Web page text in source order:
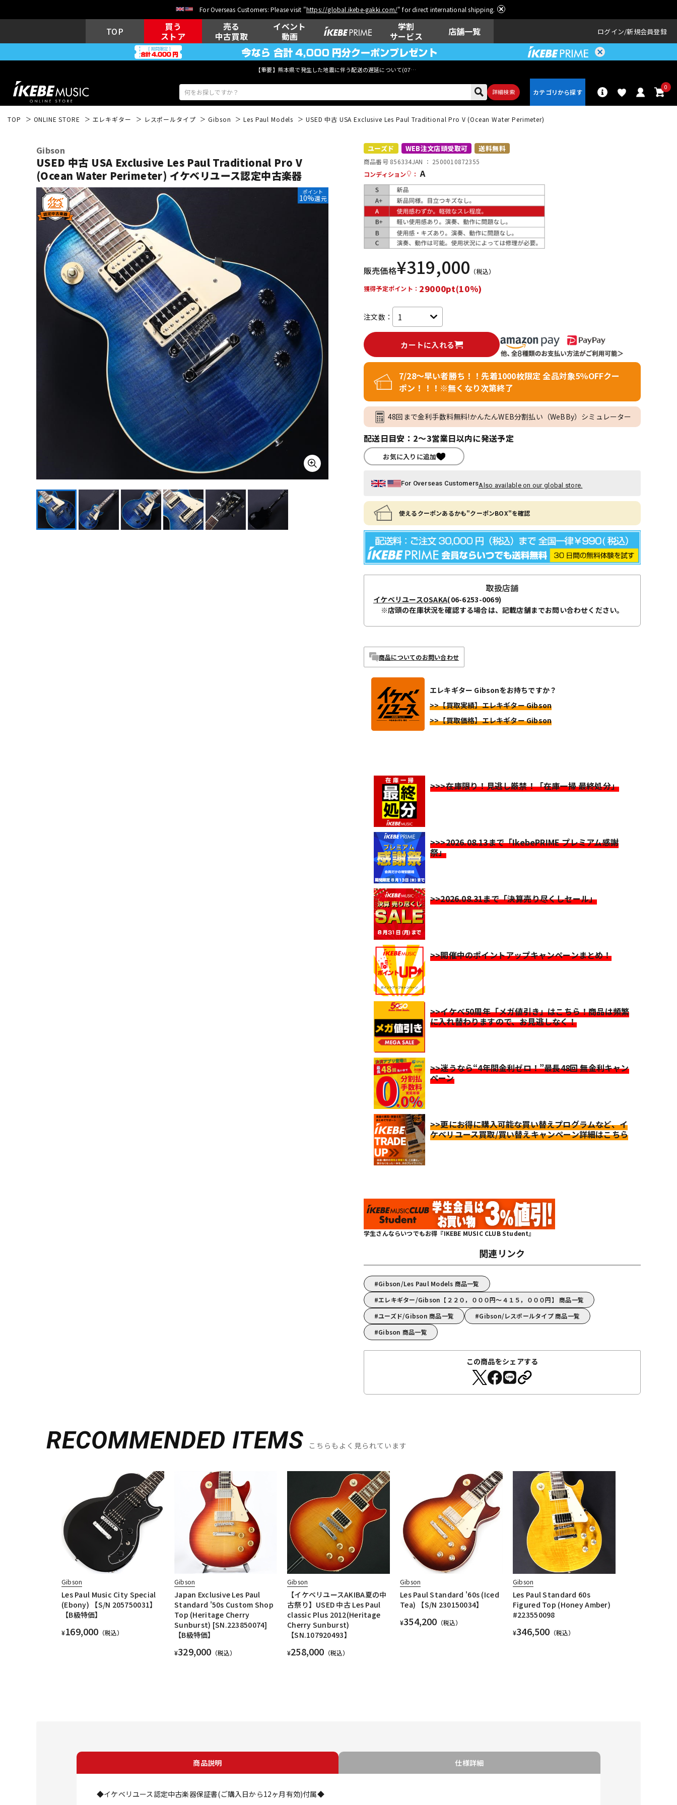
For Overseas Customers: Please visit "https://global.ikebe-gakki.com/" for direct international shipping.
TOP
買う
ストア
売る
中古買取
イベント
動画
学割
サービス
店舗一覧 ログイン 新規会員登録
【重要】熊本県で発生した地震に伴う配送の遅延について(07月29日
詳細検索
0
ウクレレ ドラム
キーボード 電子ピアノ 管楽器 その他楽器
DJ機器 DTM レコーディン
グ機器
配信/ライブ
機器
中古 ヴィンテージ
TOP ONLINE STORE エレキギター レスポールタイプ Gibson Les Paul Models USED 中古 USA Exclusive Les Paul Traditional Pro V (Ocean Water Perimeter)
Gibson
USED 中古 USA Exclusive Les Paul Traditional Pro V
(Ocean Water Perimeter) イケベリユース認定中古楽器
ポイント
10%還元
ユーズド WEB注文店頭受取可 送料無料
商品番号 856334JAN ： 2500010872355
コンディション
： A
販売価格¥319,000 （税込）
獲得予定ポイント： 29000pt(10%)
注文数：
カートに入れる
7/28～早い者勝ち！！先着1000枚限定 全品対象5％OFFクー
ポン！！！※無くなり次第終了
48回まで金利手数料無料!かんたんWEB分割払い（WeBBy）シミュレーター
配送日目安：2～3営業日以内に発送予定
お気に入りに追加
For Overseas CustomersAlso available on our global store.
使えるクーポンあるかも"クーポンBOX"を確認
取扱店舗
イケベリユースOSAKA(06-6253-0069)
※店頭の在庫状況を確認する場合は、記載店舗までお問い合わせください。
商品についてのお問い合わせ
エレキギター Gibsonをお持ちですか？
>>【買取実績】エレキギター Gibson
>>【買取価格】エレキギター Gibson
>>>在庫限り！見逃し厳禁！「在庫一掃 最終処分」
>>>2026.08.13まで「IkebePRIME プレミアム感謝
祭」
>>2026.08.31まで「決算売り尽くしセール」
>>開催中のポイントアップキャンペーンまとめ！
>>イケベ50周年「メガ値引き」はこちら！商品は頻繁
に入れ替わりますので、お見逃しなく！
>>迷うなら“4年間金利ゼロ！”最長48回 無金利キャン
ペーン
>>更にお得に購入可能な買い替えプログラムなど、イ
ケベリユース買取/買い替えキャンペーン詳細はこちら
学生さんならいつでもお得『IKEBE MUSIC CLUB Student』
関連リンク
Gibson/Les Paul Models 商品一覧
エレキギター/Gibson【２２０，０００円～４１５，０００円】 商品一覧
ユーズド/Gibson 商品一覧
Gibson/レスポールタイプ 商品一覧
Gibson 商品一覧
この商品をシェアする
RECOMMENDED ITEMS こちらもよく見られています
Gibson
Les Paul Music City Special
(Ebony) 【S/N 205750031】
【B級特価】
¥169,000 （税込）
Gibson
Japan Exclusive Les Paul
Standard '50s Custom Shop
Top (Heritage Cherry
Sunburst) [SN.223850074]
【B級特価】
¥329,000 （税込）
Gibson
【イケベリユースAKIBA夏の中
古祭り】USED 中古 Les Paul
classic Plus 2012(Heritage
Cherry Sunburst)
【SN.107920493】
¥258,000 （税込）
Gibson
Les Paul Standard '60s (Iced
Tea) 【S/N 230150034】
¥354,200 （税込）
Gibson
Les Paul Standard 60s
Figured Top (Honey Amber)
#223550098
¥346,500 （税込）
商品説明 仕様詳細
◆イケベリユース認定中古楽器保証書(ご購入日から12ヶ月有効)付属◆